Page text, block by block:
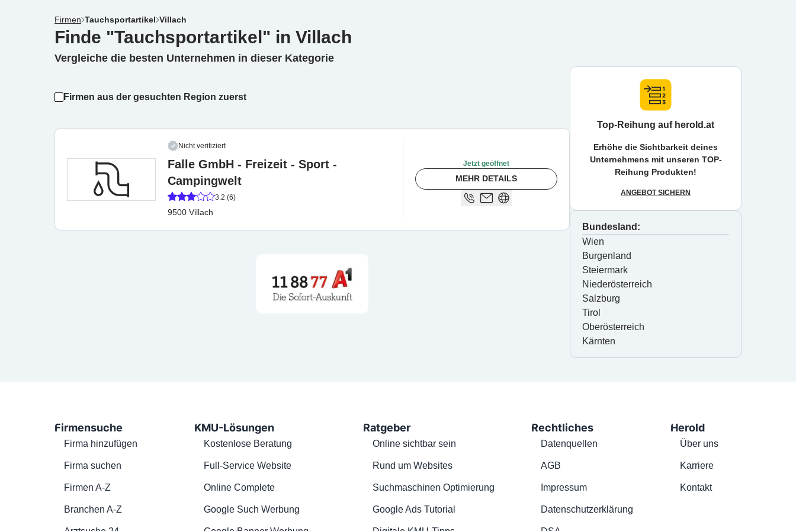
Firmen Tauchsportartikel Villach
Finde "Tauchsportartikel" in Villach
Vergleiche die besten Unternehmen in dieser Kategorie
Firmen aus der gesuchten Region zuerst
Nicht verifiziert
Falle GmbH - Freizeit - Sport -
Campingwelt
3.2 (6)
9500 Villach
Jetzt geöffnet
MEHR DETAILS
Top-Reihung auf herold.at
Erhöhe die Sichtbarkeit deines
Unternehmens mit unseren TOP-
Reihung Produkten!
ANGEBOT SICHERN
Bundesland:
Wien
Burgenland
Steiermark
Niederösterreich
Salzburg
Tirol
Oberösterreich
Kärnten
Firmensuche
Firma hinzufügen
Firma suchen
Firmen A-Z
Branchen A-Z
KMU-Lösungen
Kostenlose Beratung
Full-Service Website
Online Complete
Google Such Werbung
Ratgeber
Online sichtbar sein
Rund um Websites
Suchmaschinen Optimierung
Google Ads Tutorial
Rechtliches
Datenquellen
AGB
Impressum
Datenschutzerklärung
Herold
Über uns
Karriere
Kontakt